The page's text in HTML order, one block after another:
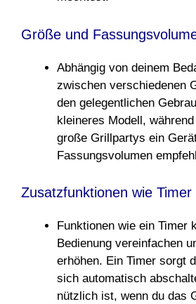
Größe und
Abhängig von deinem
zwischen verschiedenen
den gelegentlichen
kleineres Modell,
große Grillpartys ein
Fassungsvolumen
Zusatzfunktionen wie Timer
Funktionen wie ein Timer
Bedienung vereinfachen
erhöhen. Ein Timer sorgt
sich automatisch
nützlich ist, wenn du das